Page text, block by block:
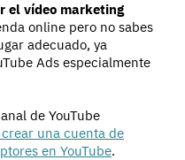
el vídeo marketing
online pero no sabes
adecuado, ya
Ads especialmente
de YouTube
una cuenta de
en YouTube.